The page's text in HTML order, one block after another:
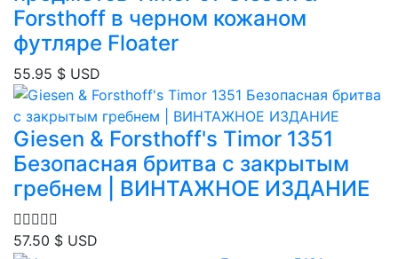
Forsthoff в черном кожаном
футляре Floater
55.95 $ USD
Giesen & Forsthoff's Timor 1351
Безопасная бритва с закрытым
гребнем | ВИНТАЖНОЕ ИЗДАНИЕ
57.50 $ USD